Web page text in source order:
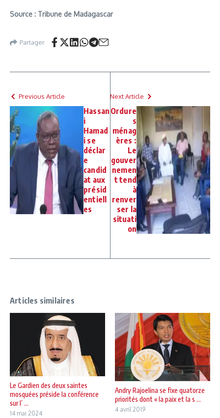
Source : Tribune de Madagascar
Partager
Previous Article
Hassan
i
Hamad
i se
déclar
e
candid
at aux
présid
entiell
es
Next Article
Ordure
s
ménag
ères :
Le
gouver
nemen
t tend
à
renver
ser la
situati
on
Articles similaires
Le Gardien des deux saintes
mosquées préside la conférence
sur l’ ...
14 mai 2024
Andry Rajoelina se fixe quatorze
priorités dont « la paix et la s ...
4 avril 2019